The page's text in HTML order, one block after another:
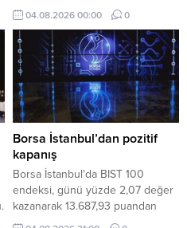
Barnea, ABD'li savunma şirketi
Ondas'ın Yönetim Kurulu Başkanı
oldu.
04.08.2026 00:00 0
Borsa İstanbul’dan pozitif
kapanış
Borsa İstanbul'da BIST 100
endeksi, günü yüzde 2,07 değer
kazanarak 13.687,93 puandan
tamamladı.